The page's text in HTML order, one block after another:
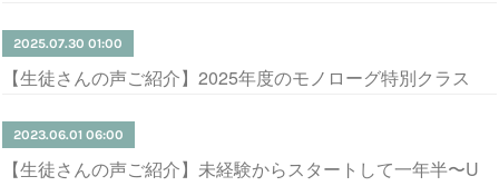
2025.07.30 01:00
【生徒さんの声ご紹介】2025年度のモノローグ特別クラス
2023.06.01 06:00
【生徒さんの声ご紹介】未経験からスタートして一年半〜U